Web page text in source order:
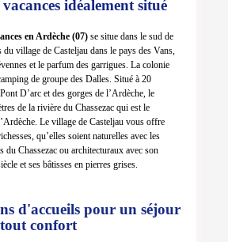
idéalement situé
en Ardèche (07) se situe dans le sud de
du village de Casteljau dans le pays des Vans,
et le parfum des garrigues. La colonie
de groupe des Dalles. Situé à 20
D’arc et des gorges de l’Ardèche, le
de la rivière du Chassezac qui est le
Le village de Casteljau vous offre
qu’elles soient naturelles avec les
du Chassezac ou architecturaux avec son
et ses bâtisses en pierres grises.
d'accueils pour un séjour
confort